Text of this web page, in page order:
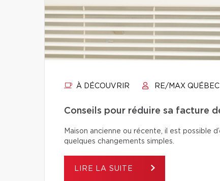
À DÉCOUVRIR RE/MAX QUÉBEC
Conseils pour réduire sa facture
Maison ancienne ou récente, il est possible
quelques changements simples.
LIRE LA SUITE